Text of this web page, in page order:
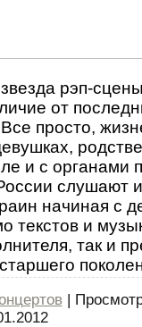
рэп-
от
просто,
и с органами
слушают
начиная с
текстов и
так и
старшего
|